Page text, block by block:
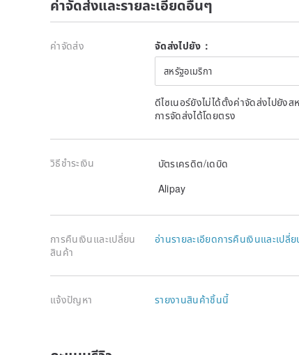
ค่าจัดส่งและรายละเอียดอื่นๆ
ค่าจัดส่ง จัดส่งไปยัง：
สหรัฐอเมริกา
ดีไซเนอร์ยังไม่ได้ตั้งค่าจัดส่งไปยัง
การจัดส่งได้โดยตรง
วิธีชำระเงิน
บัตรเครดิต/เดบิด
Alipay
การคืนเงินและเปลี่ยน
สินค้า
อ่านรายละเอียดการคืนเงินและเปลี่
แจ้งปัญหา รายงานสินค้าชิ้นนี้